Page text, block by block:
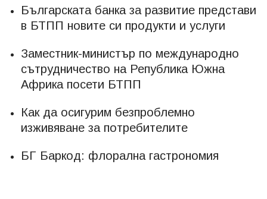
Българската банка за развитие представи
в БТПП новите си продукти и услуги
Заместник-министър по международно
сътрудничество на Република Южна
Африка посети БТПП
Как да осигурим безпроблемно
изживяване за потребителите
БГ Баркод: флорална гастрономия